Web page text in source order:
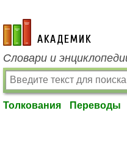
academic.ru
Словари и
Толкования Переводы